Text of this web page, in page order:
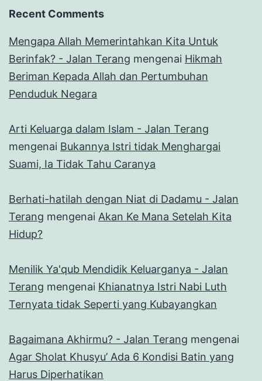
Recent Comments
Mengapa Allah Memerintahkan Kita Untuk
Berinfak? - Jalan Terang mengenai Hikmah
Beriman Kepada Allah dan Pertumbuhan
Penduduk Negara
Arti Keluarga dalam Islam - Jalan Terang
mengenai Bukannya Istri tidak Menghargai
Suami, Ia Tidak Tahu Caranya
Berhati-hatilah dengan Niat di Dadamu - Jalan
Terang mengenai Akan Ke Mana Setelah Kita
Hidup?
Menilik Ya'qub Mendidik Keluarganya - Jalan
Terang mengenai Khianatnya Istri Nabi Luth
Ternyata tidak Seperti yang Kubayangkan
Bagaimana Akhirmu? - Jalan Terang mengenai
Agar Sholat Khusyu’ Ada 6 Kondisi Batin yang
Harus Diperhatikan